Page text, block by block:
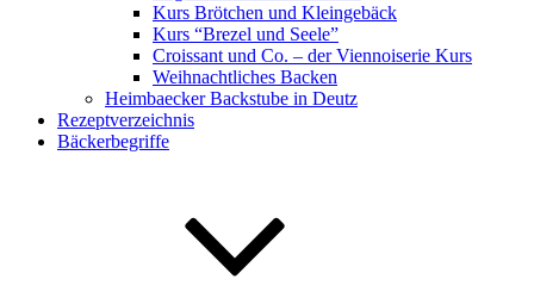
Kurs Brötchen und Kleingebäck
Kurs “Brezel und Seele”
Croissant und Co. – der Viennoiserie Kurs
Weihnachtliches Backen
Heimbaecker Backstube in Deutz
Rezeptverzeichnis
Bäckerbegriffe